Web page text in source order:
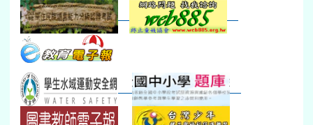
30 31 2 3
本週_健康檢查週各班器材負責人訓練
發放班級書箱及晨讀...
技藝教育學程說明會...
12:30幹部訓練七年級新生健檢
本週_友善校園週收學生證、換補教科...
本週_圖書館開放借...
開學日
第一週
超額比序暨免試入學...